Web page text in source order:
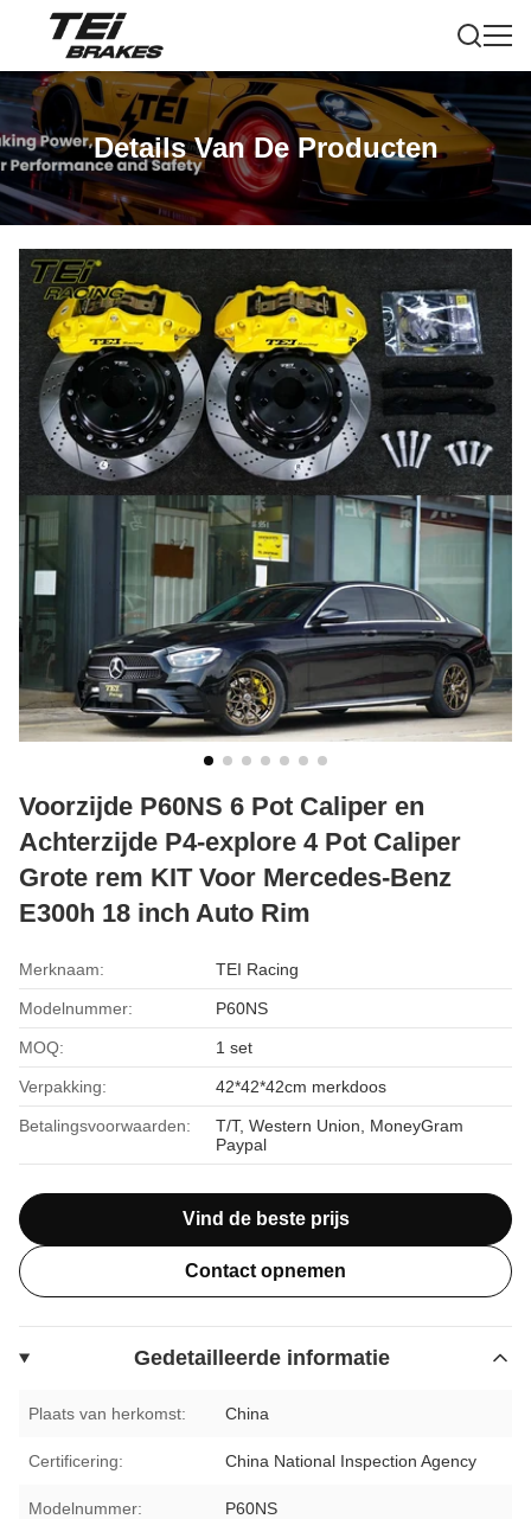
Details Van De Producten
Voorzijde P60NS 6 Pot Caliper en
Achterzijde P4-explore 4 Pot Caliper
Grote rem KIT Voor Mercedes-Benz
E300h 18 inch Auto Rim
Merknaam: TEI Racing
Modelnummer: P60NS
MOQ: 1 set
Verpakking: 42*42*42cm merkdoos
Betalingsvoorwaarden:
T/T, Western Union, MoneyGram
Paypal
Vind de beste prijs
Contact opnemen
Gedetailleerde informatie
Plaats van herkomst: China
Certificering: China National Inspection Agency
Modelnummer: P60NS